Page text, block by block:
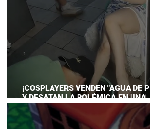
¡COSPLAYERS VENDEN "AGUA DE
Y DESATAN LA POLÉMICA EN UNA
CONVENCIÓN DE ANIME!